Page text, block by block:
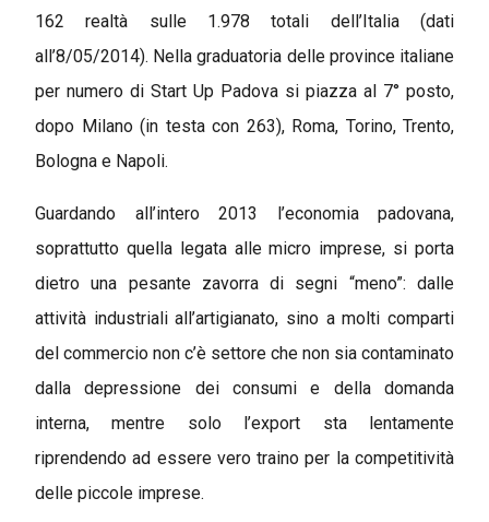
162 realtà sulle 1.978 totali dell’Italia (dati
all’8/05/2014). Nella graduatoria delle province italiane
per numero di Start Up Padova si piazza al 7° posto,
dopo Milano (in testa con 263), Roma, Torino, Trento,
Bologna e Napoli.
Guardando all’intero 2013 l’economia padovana,
soprattutto quella legata alle micro imprese, si porta
dietro una pesante zavorra di segni “meno”: dalle
attività industriali all’artigianato, sino a molti comparti
del commercio non c’è settore che non sia contaminato
dalla depressione dei consumi e della domanda
interna, mentre solo l’export sta lentamente
riprendendo ad essere vero traino per la competitività
delle piccole imprese.